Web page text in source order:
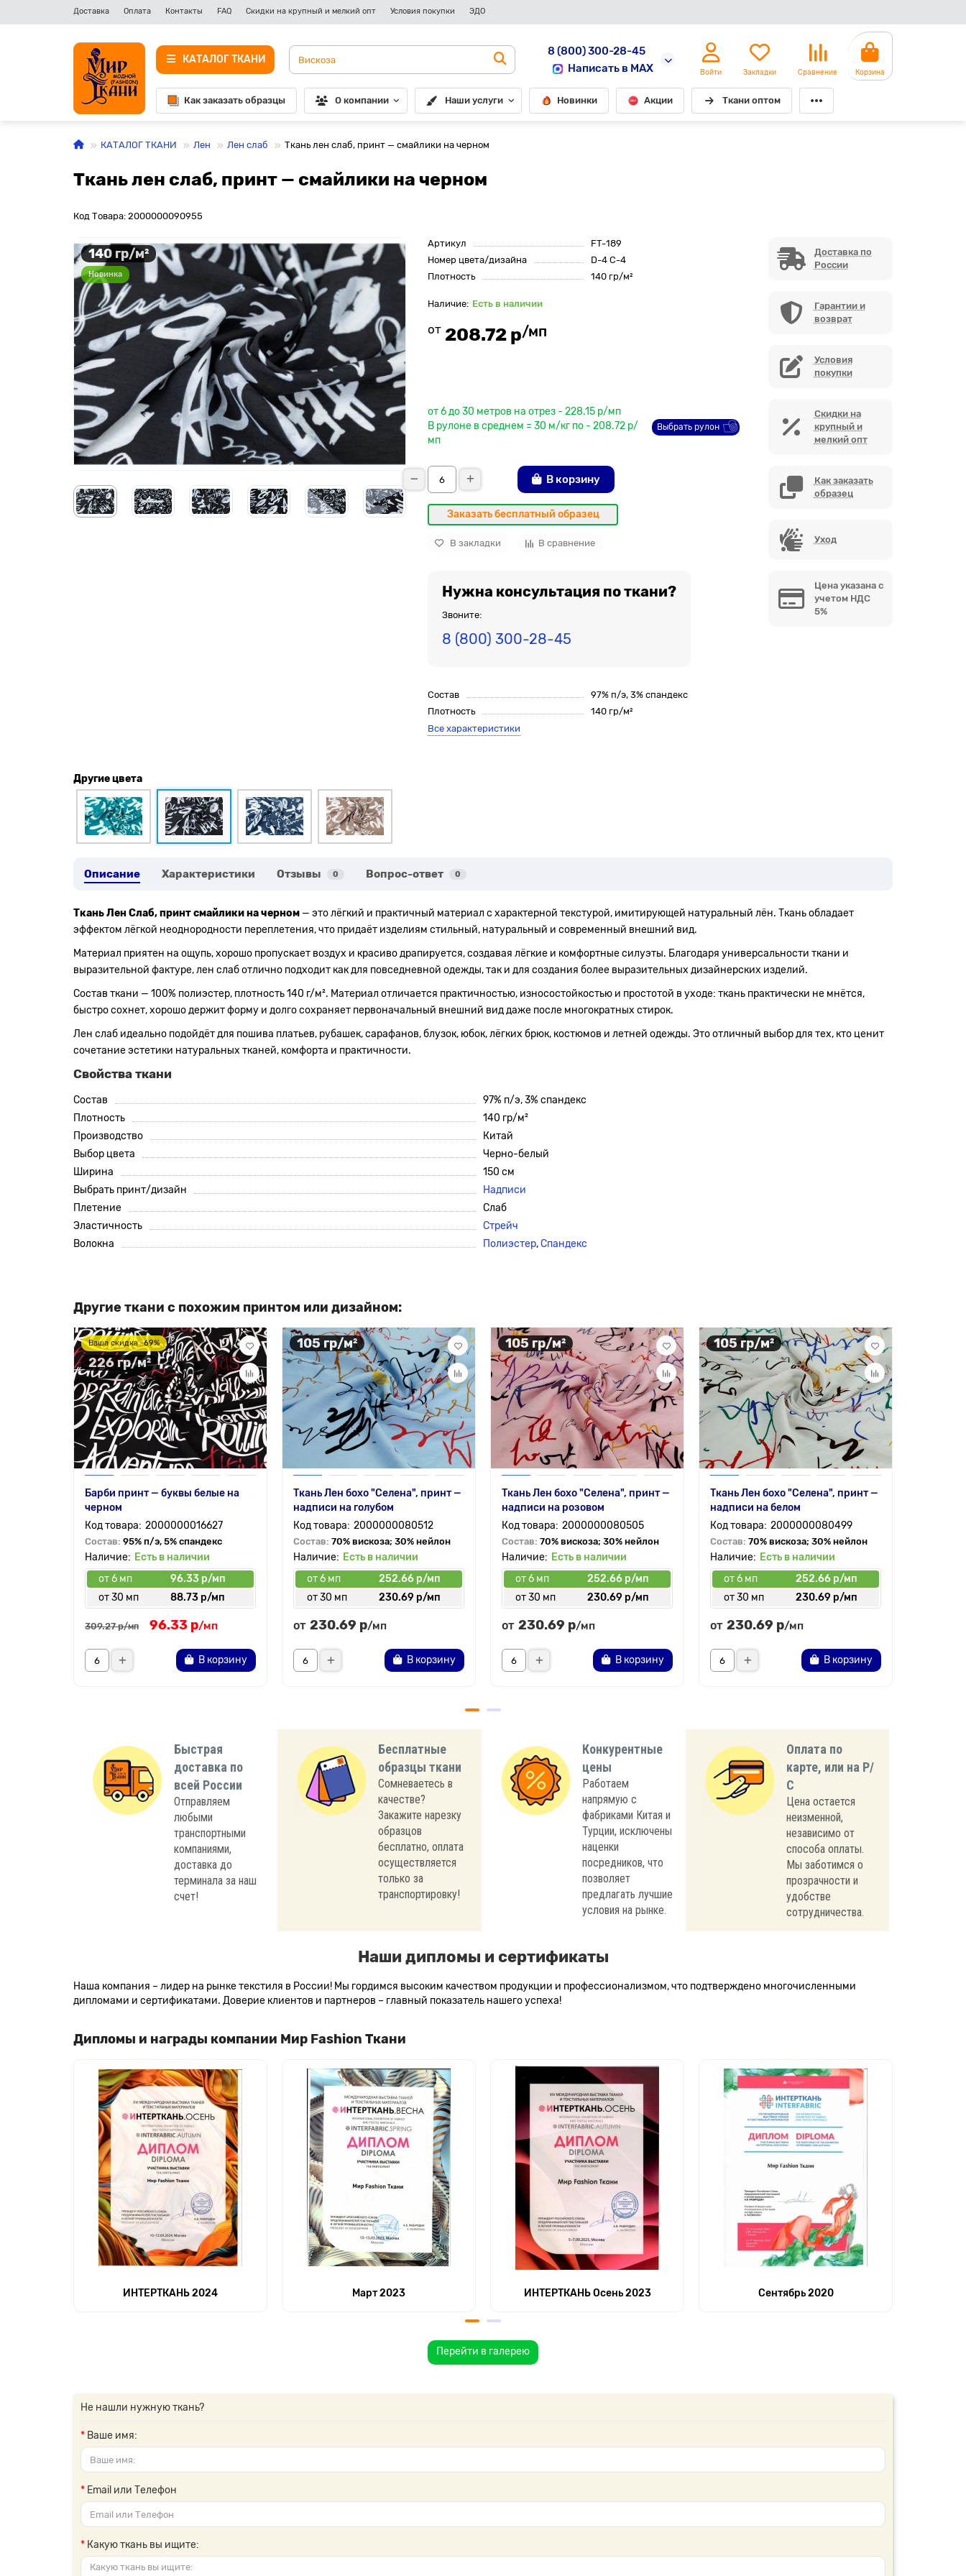
Доставка Оплата Контакты FAQ Скидки на крупный и мелкий опт Условия покупки ЭДО
КАТАЛОГ ТКАНИ
8 (800) 300-28-45
Написать в MAX
Войти Закладки Сравнение Корзина
Как заказать образцы О компании Наши услуги Новинки Акции Ткани оптом
КАТАЛОГ ТКАНИ Лен Лен слаб Ткань лен слаб, принт — смайлики на черном
Ткань лен слаб, принт — смайлики на черном
Код Товара: 2000000090955
140 гр/м²
Новинка
Артикул
FT-189
Номер цвета/дизайна
D-4 C-4
Плотность
140 гр/м²
Есть в наличии
от 208.72 р/мп
от 6 до 30 метров на отрез - 228.15 р/мп
В рулоне в среднем = 30 м/кг по - 208.72 р/
мп
Выбрать рулон
В корзину
Заказать бесплатный образец
В закладки В сравнение
Нужна консультация по ткани?
Звоните:
8 (800) 300-28-45
Состав
97% п/э, 3% спандекс
Плотность
140 гр/м²
Все характеристики
Доставка по
России
Гарантии и
возврат
Условия
покупки
Скидки на
крупный и
мелкий опт
Как заказать
образец
Уход
Цена указана с
учетом НДС
5%
Другие цвета
Описание Характеристики Отзывы 0 Вопрос-ответ 0
Ткань Лен Слаб, принт смайлики на черном — это лёгкий и практичный материал с характерной текстурой, имитирующей натуральный лён. Ткань обладает
эффектом лёгкой неоднородности переплетения, что придаёт изделиям стильный, натуральный и современный внешний вид.
Материал приятен на ощупь, хорошо пропускает воздух и красиво драпируется, создавая лёгкие и комфортные силуэты. Благодаря универсальности ткани и
выразительной фактуре, лен слаб отлично подходит как для повседневной одежды, так и для создания более выразительных дизайнерских изделий.
Состав ткани — 100% полиэстер, плотность 140 г/м². Материал отличается практичностью, износостойкостью и простотой в уходе: ткань практически не мнётся,
быстро сохнет, хорошо держит форму и долго сохраняет первоначальный внешний вид даже после многократных стирок.
Лен слаб идеально подойдёт для пошива платьев, рубашек, сарафанов, блузок, юбок, лёгких брюк, костюмов и летней одежды. Это отличный выбор для тех, кто ценит
сочетание эстетики натуральных тканей, комфорта и практичности.
Свойства ткани
Состав
97% п/э, 3% спандекс
Плотность
140 гр/м²
Производство
Китай
Выбор цвета
Черно-белый
Ширина
150 см
Выбрать принт/дизайн
Надписи
Плетение
Слаб
Эластичность
Стрейч
Волокна
Полиэстер,Спандекс
Другие ткани с похожим принтом или дизайном:
Ваша скидка -69%
226 гр/м²
Барби принт — буквы белые на
черном
2000000016627
Состав: 95% п/э, 5% спандекс
Есть в наличии
от 6 мп
96.33 р/мп
от 30 мп
88.73 р/мп
309.27 р/мп 96.33 р/мп
В корзину
105 гр/м²
Ткань Лен бохо "Селена", принт —
надписи на голубом
2000000080512
Состав: 70% вискоза; 30% нейлон
Есть в наличии
от 6 мп
252.66 р/мп
от 30 мп
230.69 р/мп
от 230.69 р/мп
В корзину
105 гр/м²
Ткань Лен бохо "Селена", принт —
надписи на розовом
2000000080505
Состав: 70% вискоза; 30% нейлон
Есть в наличии
от 6 мп
252.66 р/мп
от 30 мп
230.69 р/мп
от 230.69 р/мп
В корзину
105 гр/м²
Ткань Лен бохо "Селена", принт —
надписи на белом
2000000080499
Состав: 70% вискоза; 30% нейлон
Есть в наличии
от 6 мп
252.66 р/мп
от 30 мп
230.69 р/мп
от 230.69 р/мп
В корзину
Быстрая
доставка по
всей России
Отправляем
любыми
транспортными
компаниями,
доставка до
терминала за наш
счет!
Бесплатные
образцы ткани
Сомневаетесь в
качестве?
Закажите нарезку
образцов
бесплатно, оплата
осуществляется
только за
транспортировку!
Конкурентные
цены
Работаем
напрямую с
фабриками Китая и
Турции, исключены
наценки
посредников, что
позволяет
предлагать лучшие
условия на рынке.
Оплата по
карте, или на Р/
С
Цена остается
неизменной,
независимо от
способа оплаты.
Мы заботимся о
прозрачности и
удобстве
сотрудничества.
Наши дипломы и сертификаты
Наша компания – лидер на рынке текстиля в России! Мы гордимся высоким качеством продукции и профессионализмом, что подтверждено многочисленными
дипломами и сертификатами. Доверие клиентов и партнеров – главный показатель нашего успеха!
Дипломы и награды компании Мир Fashion Ткани
ИНТЕРТКАНЬ 2024 Март 2023 ИНТЕРТКАНЬ Осень 2023 Сентябрь 2020
Перейти в галерею
Не нашли нужную ткань?
Ваше имя:
Email или Телефон
Какую ткань вы ищите: